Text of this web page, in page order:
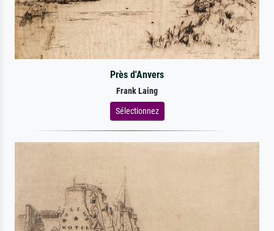
Près d'Anvers
Frank Laing
Sélectionnez